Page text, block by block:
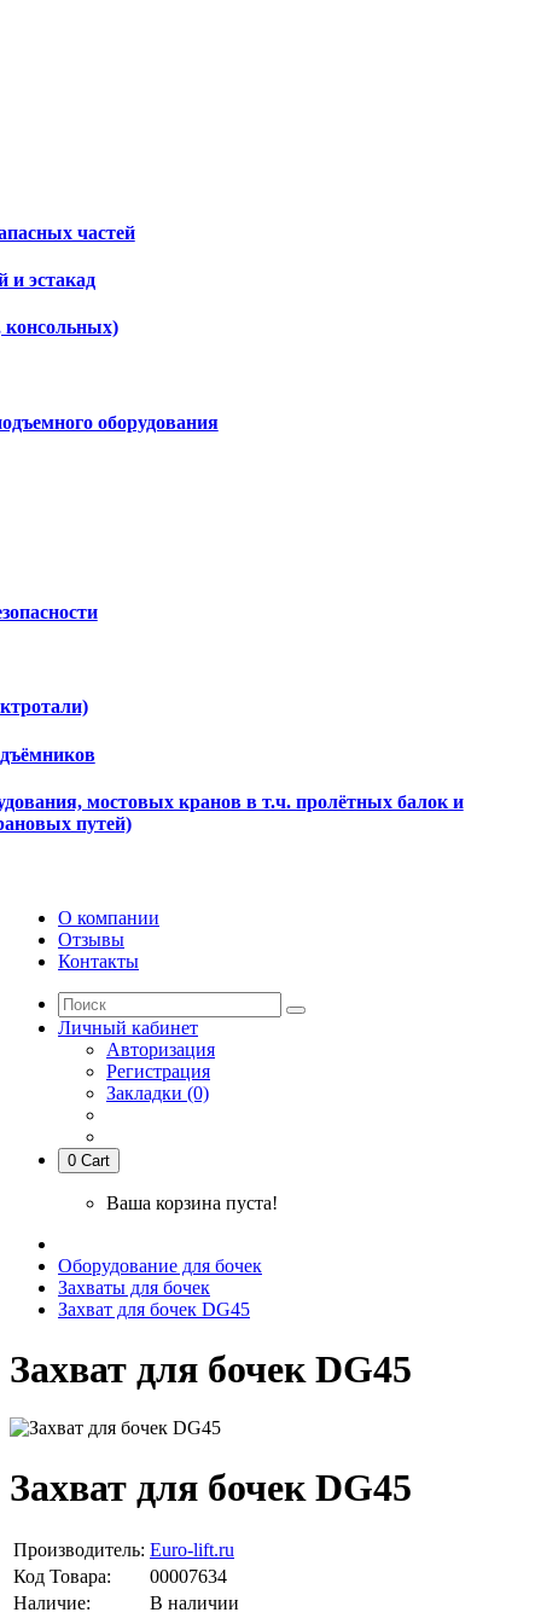
частей
и эстакад
консольных)
оборудования
мостовых кранов в т.ч. пролётных балок и
путей)
О компании
Отзывы
Контакты
Личный кабинет
Авторизация
Регистрация
Закладки (0)
0 Cart
Ваша корзина пуста!
Оборудование для бочек
Захваты для бочек
Захват для бочек DG45
Захват для бочек DG45
Захват для бочек DG45
Производитель: Euro-lift.ru
Код Товара:
00007634
Наличие:
В наличии